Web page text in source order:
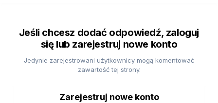
Jeśli chcesz dodać odpowiedź, zaloguj
się lub zarejestruj nowe konto
Jedynie zarejestrowani użytkownicy mogą komentować
zawartość tej strony.
Zarejestruj nowe konto